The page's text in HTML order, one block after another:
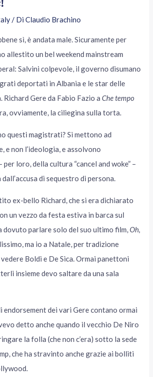
/ DiClaudio Brachino
sì, è andata male. Sicuramente per
allestito un bel weekend mainstream
Salvini colpevole, il governo disumano
deportati in Albania e le star delle
Richard Gere da Fabio Fazio aChe tempo
ovviamente, la ciliegina sulla torta.
questi magistrati? Si mettono ad
e non l’ideologia, e assolvono
per loro, della cultura “cancel and woke” –
di sequestro di persona.
ex-bello Richard, che si era dichiarato
un vezzo da festa estiva in barca sul
dovuto parlare solo del suo ultimo film,Oh,
ma io a Natale, per tradizione
Boldi e De Sica. Ormai panettoni
insieme devo saltare da una sala
endorsement dei vari Gere contano ormai
detto anche quando il vecchio De Niro
la folla (che non c’era) sotto la sede
che ha stravinto anche grazie ai bolliti